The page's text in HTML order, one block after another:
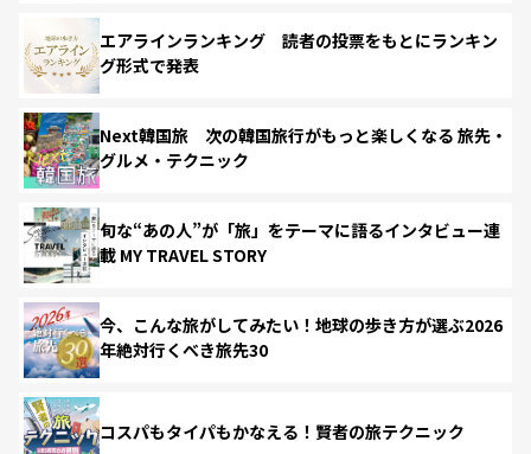
エアラインランキング 読者の投票をもとにランキン
グ形式で発表
Next韓国旅 次の韓国旅行がもっと楽しくなる 旅先・
グルメ・テクニック
旬な“あの人”が「旅」をテーマに語るインタビュー連
載 MY TRAVEL STORY
今、こんな旅がしてみたい！地球の歩き方が選ぶ2026
年絶対行くべき旅先30
コスパもタイパもかなえる！賢者の旅テクニック